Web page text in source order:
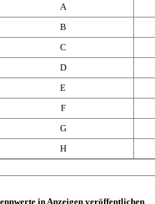
A
B
C
D
E
F
G
H
in Anzeigen veröffentlichen